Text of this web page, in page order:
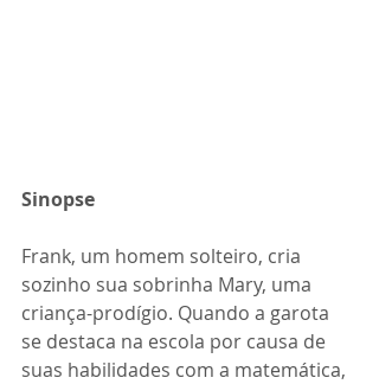
Sinopse
Frank, um homem solteiro, cria
sozinho sua sobrinha Mary, uma
criança-prodígio. Quando a garota
se destaca na escola por causa de
suas habilidades com a matemática,